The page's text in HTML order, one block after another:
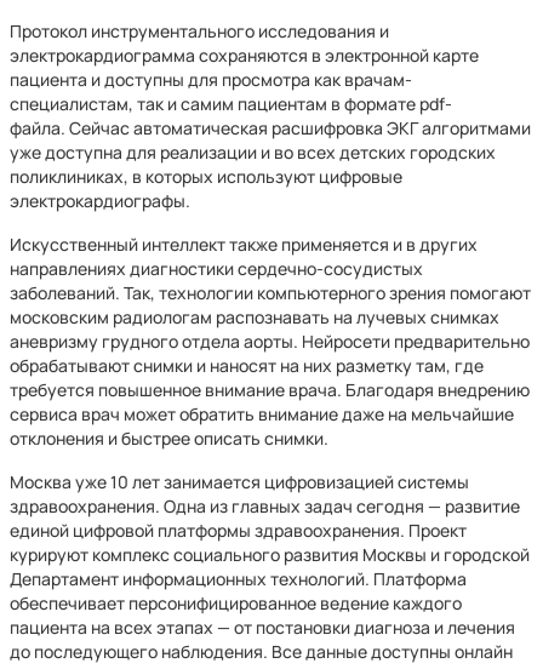
Протокол инструментального исследования и
электрокардиограмма сохраняются в электронной карте
пациента и доступны для просмотра как врачам-
специалистам, так и самим пациентам в формате pdf-
файла. Сейчас автоматическая расшифровка ЭКГ алгоритмами
уже доступна для реализации и во всех детских городских
поликлиниках, в которых используют цифровые
электрокардиографы.
Искусственный интеллект также применяется и в других
направлениях диагностики сердечно-сосудистых
заболеваний. Так, технологии компьютерного зрения помогают
московским радиологам распознавать на лучевых снимках
аневризму грудного отдела аорты. Нейросети предварительно
обрабатывают снимки и наносят на них разметку там, где
требуется повышенное внимание врача. Благодаря внедрению
сервиса врач может обратить внимание даже на мельчайшие
отклонения и быстрее описать снимки.
Москва уже 10 лет занимается цифровизацией системы
здравоохранения. Одна из главных задач сегодня — развитие
единой цифровой платформы здравоохранения. Проект
курируют комплекс социального развития Москвы и городской
Департамент информационных технологий. Платформа
обеспечивает персонифицированное ведение каждого
пациента на всех этапах — от постановки диагноза и лечения
до последующего наблюдения. Все данные доступны онлайн